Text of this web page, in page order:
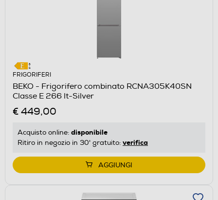
FRIGORIFERI
BEKO - Frigorifero combinato RCNA305K40SN
Classe E 266 lt-Silver
€ 449,00
Acquisto online: disponibile
Ritiro in negozio in 30' gratuito: verifica
AGGIUNGI